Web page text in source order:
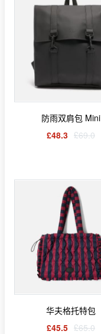
防雨双肩包 Mini
£48.3 £69.0
华夫格托特包
£45.5 £65.0